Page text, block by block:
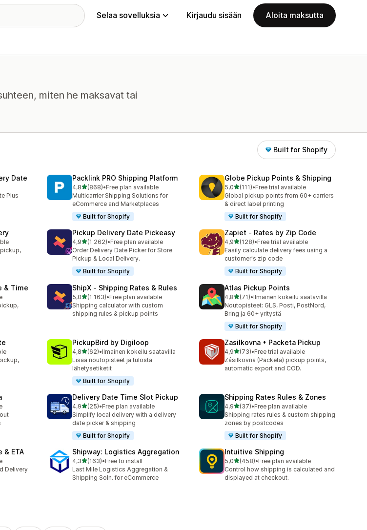
Selaa sovelluksia Kirjaudu sisään Aloita maksutta
miten he maksavat tai
Built for Shopify
Date
Plus
Packlink PRO Shipping Platform
4,8/ 5 tähteä
(868)
868 arvostelua yhteensä
•Free plan available
Multicarrier Shipping Solutions for
eCommerce and Marketplaces
Built for Shopify
Globe Pickup Points & Shipping
5,0/ 5 tähteä
(111)
111 arvostelua yhteensä
•Free trial available
Global pickup points from 60+ carriers
& direct label printing
Built for Shopify
Pickup Delivery Date Pickeasy
4,9/ 5 tähteä
(1 262)
1262 arvostelua yhteensä
•Free plan available
Order Delivery Date Picker for Store
Pickup & Local Delivery.
Built for Shopify
Zapiet ‑ Rates by Zip Code
4,9/ 5 tähteä
(128)
128 arvostelua yhteensä
•Free trial available
Easily calculate delivery fees using a
customer's zip code
Built for Shopify
& Time ShipX ‑ Shipping Rates & Rules
5,0/ 5 tähteä
(1 163)
1163 arvostelua yhteensä
•Free plan available
Shipping calculator with custom
shipping rules & pickup points
Atlas Pickup Points
4,8/ 5 tähteä
(71)
71 arvostelua yhteensä
•Ilmainen kokeilu saatavilla
Noutopisteet: GLS, Posti, PostNord,
Bring ja 60+ yritystä
Built for Shopify
PickupBird by Digiloop
4,8/ 5 tähteä
(62)
62 arvostelua yhteensä
•Ilmainen kokeilu saatavilla
Lisää noutopisteet ja tulosta
lähetysetiketit
Built for Shopify
Zasilkovna • Packeta Pickup
4,9/ 5 tähteä
(73)
73 arvostelua yhteensä
•Free trial available
Zásilkovna (Packeta) pickup points,
automatic export and COD.
Delivery Date Time Slot Pickup
4,9/ 5 tähteä
(25)
25 arvostelua yhteensä
•Free plan available
Simplify local delivery with a delivery
date picker & shipping
Built for Shopify
Shipping Rates Rules & Zones
4,9/ 5 tähteä
(37)
37 arvostelua yhteensä
•Free plan available
Shipping rates rules & custom shipping
zones by postcodes
Built for Shopify
& ETA
Delivery
Shipway: Logistics Aggregation
4,3/ 5 tähteä
(163)
163 arvostelua yhteensä
•Free to install
Last Mile Logistics Aggregation &
Shipping Soln. for eCommerce
Intuitive Shipping
5,0/ 5 tähteä
(458)
458 arvostelua yhteensä
•Free plan available
Control how shipping is calculated and
displayed at checkout.